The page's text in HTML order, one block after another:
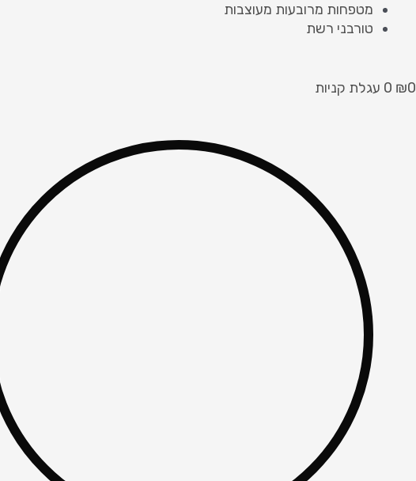
מטפחות מרובעות מעוצבות
טורבני רשת
₪0
0 עגלת קניות